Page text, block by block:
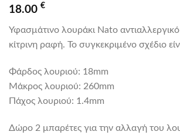
18.00 €
Υφασμάτινο λουράκι Nato
κίτρινη ραφή. Το συγκεκριμένο σχέδιο
Φάρδος λουριού: 18mm
Mάκρος λουριού: 260mm
Πάχος λουριού: 1.4mm
Δώρο 2 μπαρέτες για την αλλαγή του